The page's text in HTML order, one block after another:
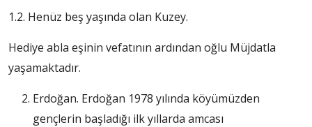
1.2. Henüz beş yaşında olan Kuzey.
Hediye abla eşinin vefatının ardından oğlu Müjdatla
yaşamaktadır.
Erdoğan. Erdoğan 1978 yılında köyümüzden
gençlerin başladığı ilk yıllarda amcası